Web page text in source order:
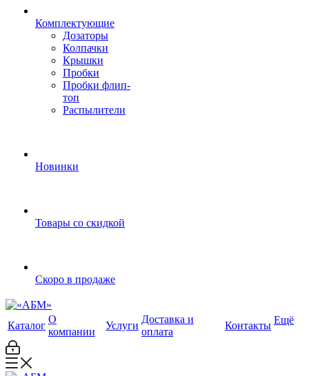
Комплектующие
Дозаторы
Колпачки
Крышки
Пробки
Пробки флип-
топ
Распылители
Новинки
Товары со скидкой
Скоро в продаже
Каталог
О
компании
Услуги
Доставка и
оплата
Контакты Ещё